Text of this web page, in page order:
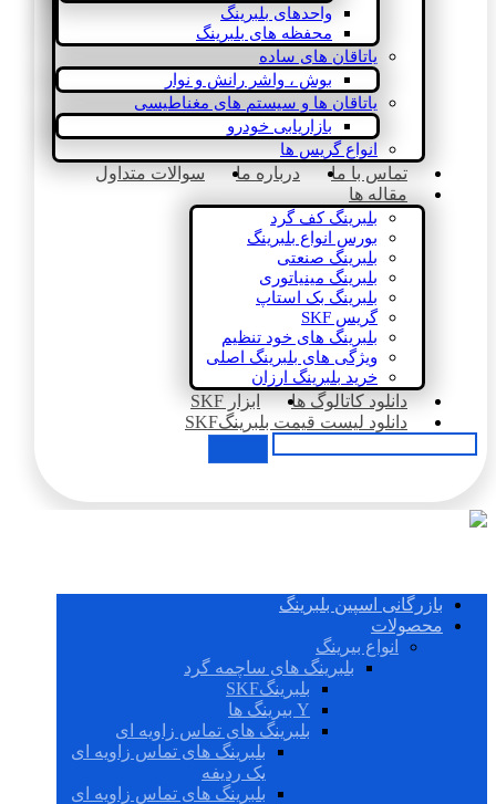
واحدهای بلبرینگ
محفظه های بلبرینگ
یاتاقان های ساده
بوش ، واشر رانش و نوار
یاتاقان ها و سیستم های مغناطیسی
بازاریابی خودرو
انواع گریس ها
تماس با ما درباره ما
سوالات متداول
مقاله ها
بلبرینگ کف گرد
بورس انواع بلبرینگ
بلبرینگ صنعتی
بلبرینگ مینیاتوری
بلبرینگ بک استاپ
گریس SKF
بلبرینگ های خود تنظیم
ویژگی های بلبرینگ اصلی
خرید بلبرینگ ارزان
دانلود کاتالوگ ها
ابزار SKF
دانلود لیست قیمت بلبرینگSKF
بازرگانی اسپین بلبرینگ
محصولات
انواع بیرینگ
بلبرینگ های ساچمه گرد
بلبرینگSKF
Y بیرینگ ها
بلبرینگ های تماس زاویه ای
بلبرینگ های تماس زاویه ای
یک ردیفه
بلبرینگ های تماس زاویه ای